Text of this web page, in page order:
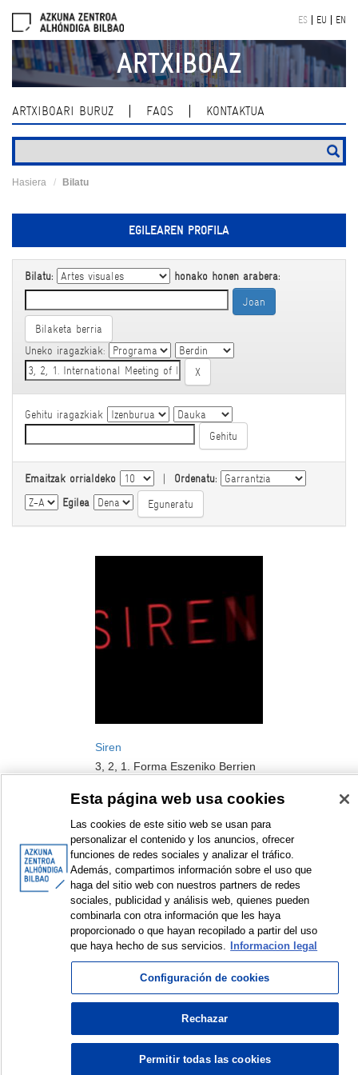
navigation
ES EU EN
ARTXIBOAZ
ARTXIBOARI BURUZ FAQS KONTAKTUA
Hasiera Bilatu
EGILEAREN PROFILA
Bilatu: honako honen arabera:
Bilaketa berria
Uneko iragazkiak:
Gehitu iragazkiak
Emaitzak orrialdeko | Ordenatu:
Egilea
Siren
3, 2, 1. Forma Eszeniko Berrien
Instalazioa
2015
Erakusten diren elementuak: 1 a 1 de 1
© Azkuna Zentroa - Alhóndiga Bilbao
Esta página web usa cookies
Las cookies de este sitio web se usan para
personalizar el contenido y los anuncios, ofrecer
funciones de redes sociales y analizar el tráfico.
Además, compartimos información sobre el uso que
haga del sitio web con nuestros partners de redes
sociales, publicidad y análisis web, quienes pueden
combinarla con otra información que les haya
proporcionado o que hayan recopilado a partir del uso
que haya hecho de sus servicios.
Informacion legal
Configuración de cookies
Rechazar
Permitir todas las cookies